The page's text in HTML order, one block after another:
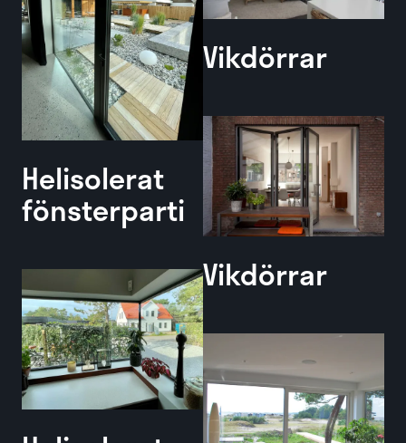
Helisolerat
fönsterparti
Vikdörrar
Vikdörrar